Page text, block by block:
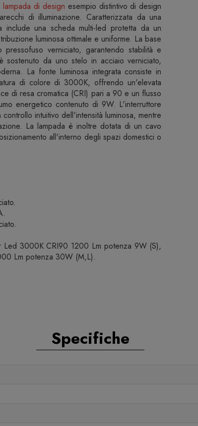
lampada di design esempio distintivo di design
di illuminazione. Caratterizzata da una
include una scheda multi-led protetta da un
luminosa ottimale e uniforme. La base
verniciato, garantendo stabilità e
da uno stelo in acciaio verniciato,
La fonte luminosa integrata consiste in
di colore di 3000K, offrendo un'elevata
di resa cromatica (CRI) pari a 90 e un flusso
energetico contenuto di 9W. L'interruttore
intuitivo dell'intensità luminosa, mentre
La lampada è inoltre dotata di un cavo
all'interno degli spazi domestici o
Led 3000K CRI90 1200 Lm potenza 9W (S),
Lm potenza 30W (M,L).
Specifiche